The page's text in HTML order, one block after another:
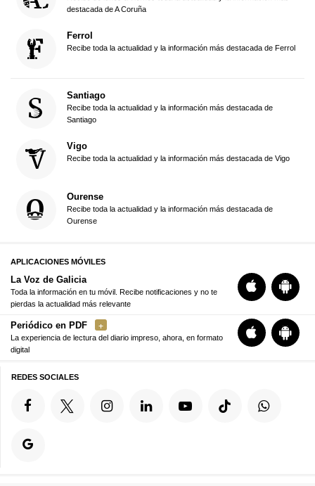
destacada de A Coruña
Ferrol
Recibe toda la actualidad y la información más destacada de Ferrol
Santiago
Recibe toda la actualidad y la información más destacada de
Santiago
Vigo
Recibe toda la actualidad y la información más destacada de Vigo
Ourense
Recibe toda la actualidad y la información más destacada de
Ourense
APLICACIONES MÓVILES
La Voz de Galicia
Toda la información en tu móvil. Recibe notificaciones y no te
pierdas la actualidad más relevante
Periódico en PDF
La experiencia de lectura del diario impreso, ahora, en formato
digital
REDES SOCIALES